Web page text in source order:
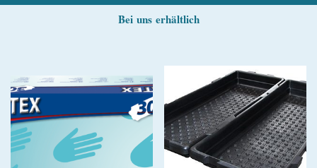
Bei uns erhältlich